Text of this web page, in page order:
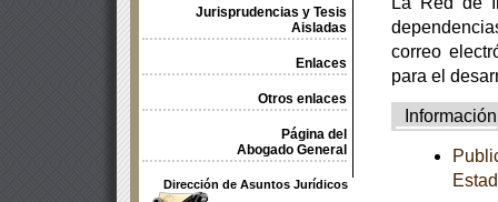
Jurisprudencias y Tesis
Aisladas
Enlaces
Otros enlaces
Página del
Abogado General
Dirección de Asuntos Jurídicos
correo
para el
Información